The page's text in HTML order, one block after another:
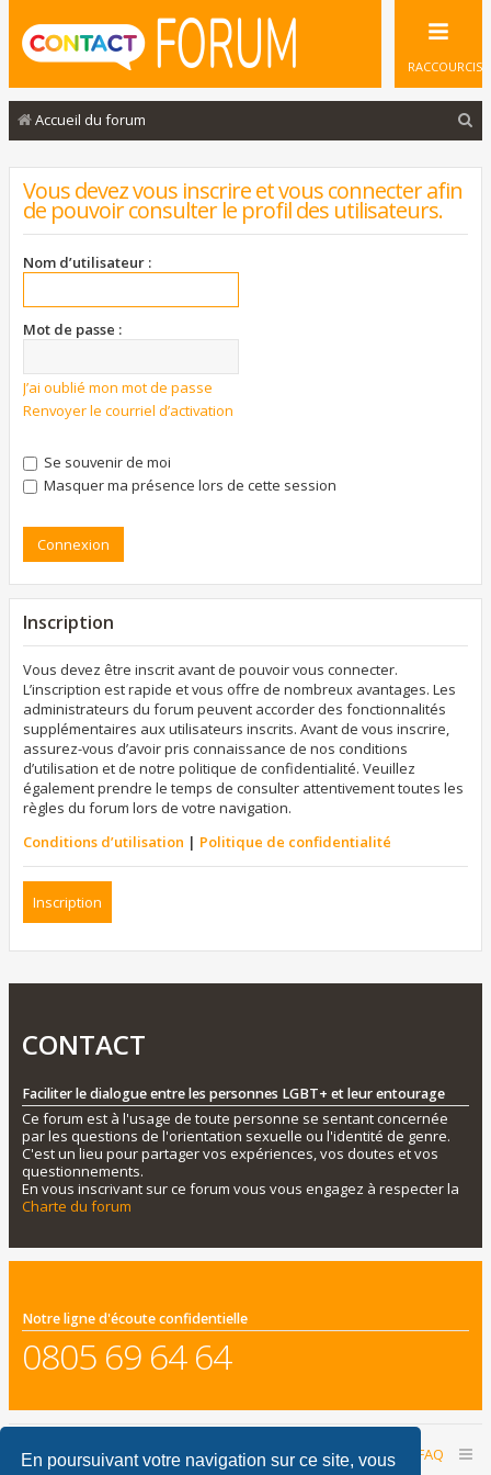
En poursuivant votre navigation sur ce site, vous
RACCOURCIS
Accueil du forum
Vous devez vous inscrire et vous connecter afin
de pouvoir consulter le profil des utilisateurs.
Nom d’utilisateur :
Mot de passe :
J’ai oublié mon mot de passe
Renvoyer le courriel d’activation
Se souvenir de moi
Masquer ma présence lors de cette session
Inscription
Vous devez être inscrit avant de pouvoir vous connecter.
L’inscription est rapide et vous offre de nombreux avantages. Les
administrateurs du forum peuvent accorder des fonctionnalités
supplémentaires aux utilisateurs inscrits. Avant de vous inscrire,
assurez-vous d’avoir pris connaissance de nos conditions
d’utilisation et de notre politique de confidentialité. Veuillez
également prendre le temps de consulter attentivement toutes les
règles du forum lors de votre navigation.
Conditions d’utilisation | Politique de confidentialité
Inscription
CONTACT
Faciliter le dialogue entre les personnes LGBT+ et leur entourage
Ce forum est à l'usage de toute personne se sentant concernée
par les questions de l'orientation sexuelle ou l'identité de genre.
C'est un lieu pour partager vos expériences, vos doutes et vos
questionnements.
En vous inscrivant sur ce forum vous vous engagez à respecter la
Charte du forum
Notre ligne d'écoute confidentielle
0805 69 64 64
Accueil du forum FAQ
Nous contacter